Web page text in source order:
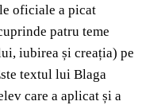
oficiale a picat
patru teme
iubirea și creația) pe
textul lui Blaga
care a aplicat și a